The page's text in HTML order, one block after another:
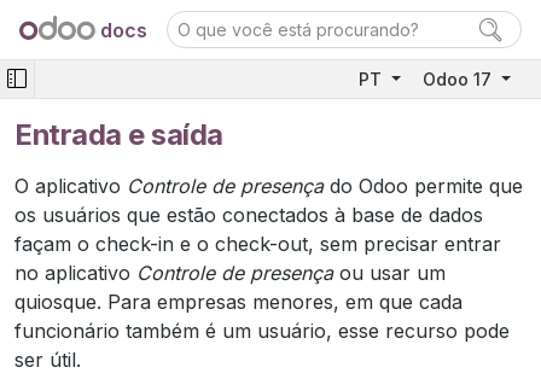
docs
PT Odoo 17
Entrada e saída
O aplicativo Controle de presençado Odoo permite que
os usuários que estão conectados à base de dados
façam o check-in e o check-out, sem precisar entrar
no aplicativo Controle de presençaou usar um
quiosque. Para empresas menores, em que cada
funcionário também é um usuário, esse recurso pode
ser útil.